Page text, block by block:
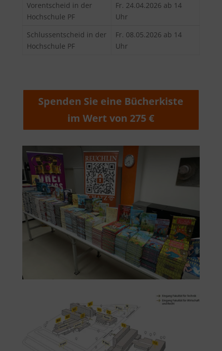
Vorentscheid in der
Hochschule PF
Fr. 24.04.2026 ab 14
Uhr
Schlussentscheid in der
Hochschule PF
Fr. 08.05.2026 ab 14
Uhr
Spenden Sie eine Bücherkiste
im Wert von 275 €